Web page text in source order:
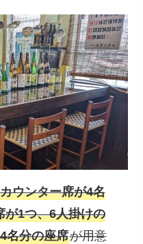
カウンター席が4名
が1つ、6人掛けの
名分の座席が用意